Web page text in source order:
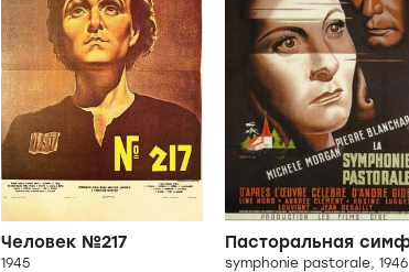
Человек №217
1945 symphonie pastorale, 1946